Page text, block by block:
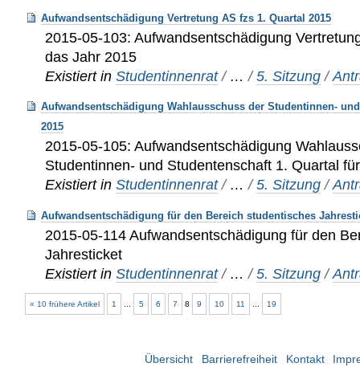
Aufwandsentschädigung Vertretung AS fzs 1. Quartal 2015
2015-05-103: Aufwandsentschädigung
das Jahr 2015
Existiert in Studentinnenrat / …/5. Sitzung /
Aufwandsentschädigung Wahlausschuss der Studentinnen-
2015
2015-05-105: Aufwandsentschädigung
Studentinnen- und Studentenschaft 1. Quartal
Existiert in Studentinnenrat / …/5. Sitzung /
Aufwandsentschädigung für den Bereich studentisches
2015-05-114 Aufwandsentschädigung für den
Jahresticket
Existiert in Studentinnenrat / …/5. Sitzung /
« 10 frühere Artikel 1 5 6 7 8 9 10 11 19
Übersicht Barrierefreiheit Kontakt